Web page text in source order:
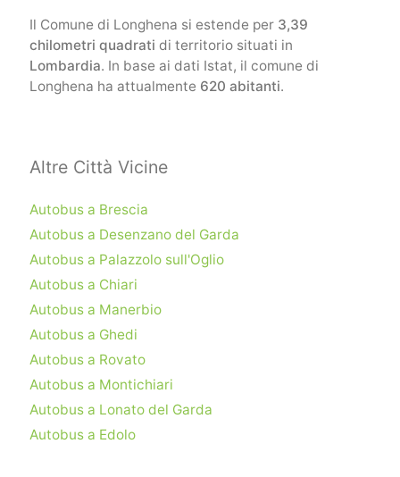
Il Comune di Longhena si estende per 3,39
chilometri quadrati di territorio situati in
Lombardia. In base ai dati Istat, il comune di
Longhena ha attualmente 620 abitanti.
Altre Città Vicine
Autobus a Brescia
Autobus a Desenzano del Garda
Autobus a Palazzolo sull'Oglio
Autobus a Chiari
Autobus a Manerbio
Autobus a Ghedi
Autobus a Rovato
Autobus a Montichiari
Autobus a Lonato del Garda
Autobus a Edolo